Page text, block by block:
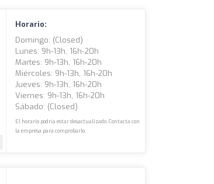
Horario:
Domingo: (closed)
Lunes: 9h-13h, 16h-20h
Martes: 9h-13h, 16h-20h
Miércoles: 9h-13h, 16h-20h
Jueves: 9h-13h, 16h-20h
Viernes: 9h-13h, 16h-20h
Sábado: (closed)
El horario podría estar desactualizado. Contacta con
la empresa para comprobarlo.